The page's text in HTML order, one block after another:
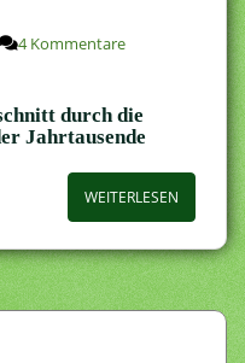
4 Kommentare
durch die
Jahrtausende
WEITERLESEN